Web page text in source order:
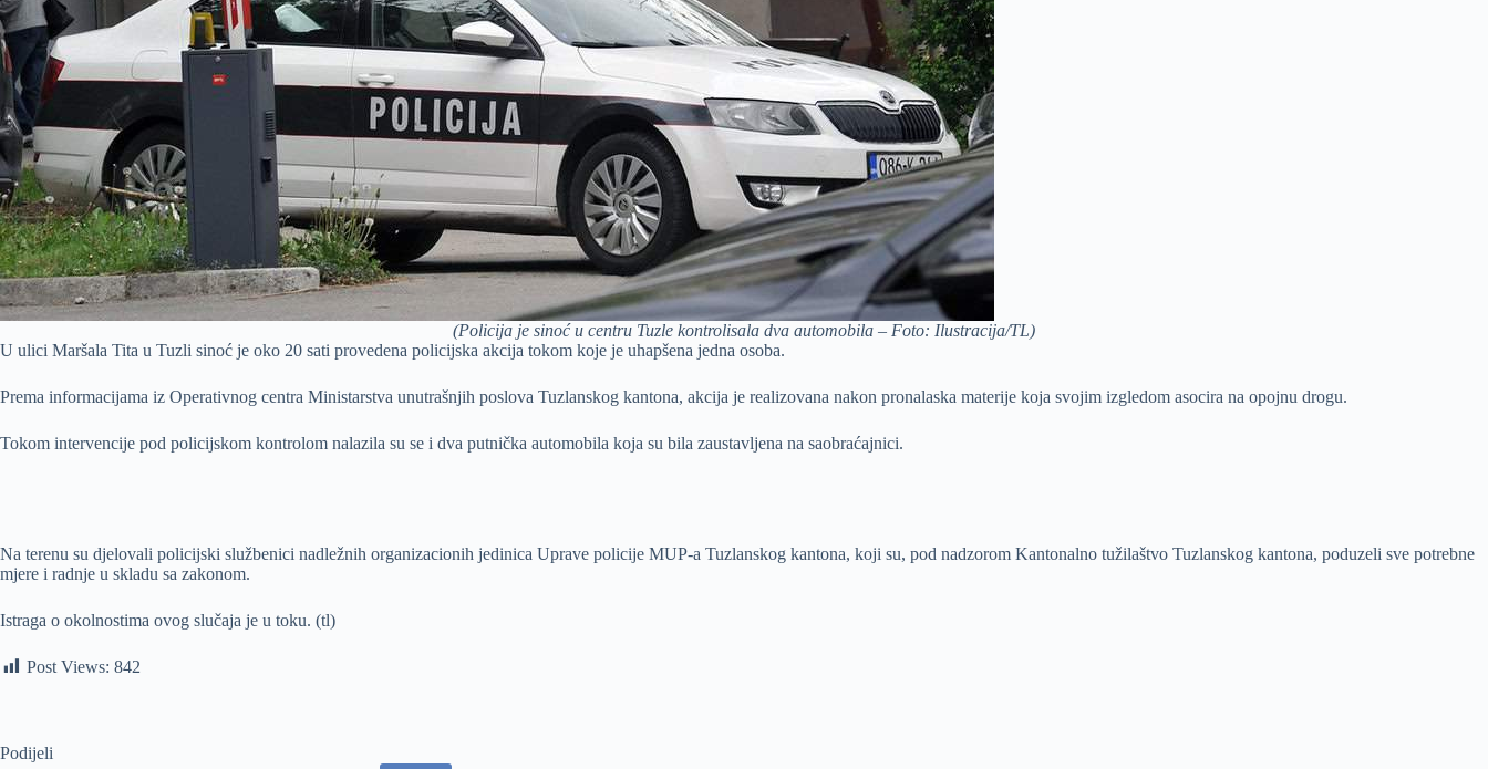
(Policija je sinoć u centru Tuzle kontrolisala dva automobila – Foto: Ilustracija/TL)
U ulici Maršala Tita u Tuzli sinoć je oko 20 sati provedena policijska akcija tokom koje je uhapšena jedna osoba.
Prema informacijama iz Operativnog centra Ministarstva unutrašnjih poslova Tuzlanskog kantona, akcija je realizovana nakon pronalaska materije koja svojim izgledom asocira na opojnu drogu.
Tokom intervencije pod policijskom kontrolom nalazila su se i dva putnička automobila koja su bila zaustavljena na saobraćajnici.
Na terenu su djelovali policijski službenici nadležnih organizacionih jedinica Uprave policije MUP-a Tuzlanskog kantona, koji su, pod nadzorom Kantonalno tužilaštvo Tuzlanskog kantona, poduzeli sve potrebne
mjere i radnje u skladu sa zakonom.
Istraga o okolnostima ovog slučaja je u toku. (tl)
Post Views: 842
Podijeli